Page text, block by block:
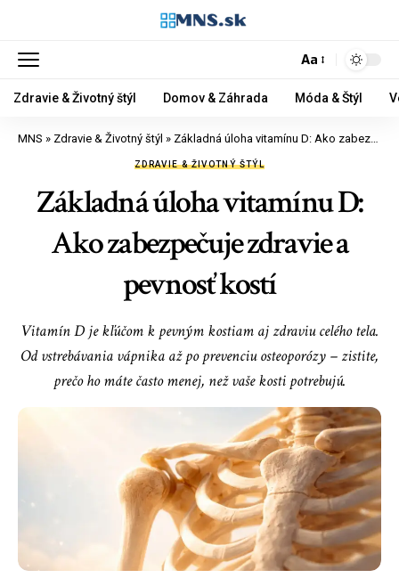
Aa
Zdravie & Životný štýl Domov & Záhrada Móda & Štýl
MNS » Zdravie & Životný štýl » Základná úloha vitamínu D: Ako zabezpečuje zdravie a pevnosť kostí
ZDRAVIE & ŽIVOTNÝ ŠTÝL
Základná úloha vitamínu D:
Ako zabezpečuje zdravie a
pevnosť kostí
Vitamín D je kľúčom k pevným kostiam aj zdraviu celého tela.
Od vstrebávania vápnika až po prevenciu osteoporózy – zistite,
prečo ho máte často menej, než vaše kosti potrebujú.